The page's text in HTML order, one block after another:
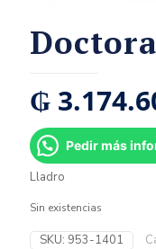
Doctora
₲
Pedir más
Lladro
Sin existencias
SKU: 953-1401